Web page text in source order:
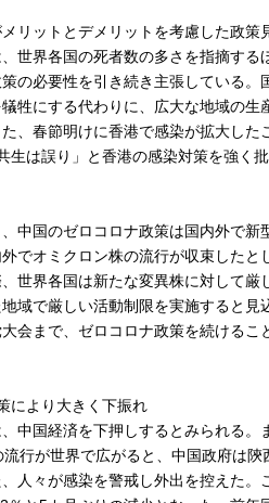
リットとデメリットを考慮した政
世界各国の死者数の多さを指摘す
の必要性を引き続き主張している
牲にする代わりに、広大な地域の
、春節明けに香港で感染が拡大し
生は誤り」と香港の感染対策を強く
中国のゼロコロナ政策は国内外で
でオミクロン株の流行が収束した
世界各国は新たな変異株に対して
域で厳しい活動制限を実施すると
会まで、ゼロコロナ政策を続ける
により大きく下振れ
中国経済を下押しするとみられる
行が世界で広がると、中国政府は
人々が感染を警戒し外出を控えた